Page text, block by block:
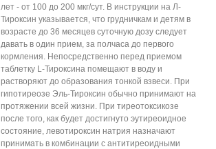
лет - от 100 до 200 мкг/сут. В инструкции на Л-
Тироксин указывается, что грудничкам и детям в
возрасте до 36 месяцев суточную дозу следует
давать в один прием, за полчаса до первого
кормления. Непосредственно перед приемом
таблетку L-Тироксина помещают в воду и
растворяют до образования тонкой взвеси. При
гипотиреозе Эль-Тироксин обычно принимают на
протяжении всей жизни. При тиреотоксикозе
после того, как будет достигнуто эутиреоидное
состояние, левотироксин натрия назначают
принимать в комбинации с антитиреоидными